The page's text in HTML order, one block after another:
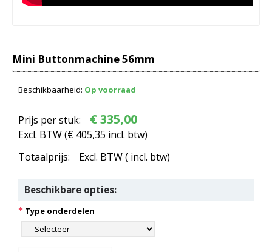
Mini Buttonmachine 56mm
Beschikbaarheid: Op voorraad
Prijs per stuk: € 335,00
Excl. BTW (€ 405,35 incl. btw)
Totaalprijs:
Excl. BTW ( incl. btw)
Beschikbare opties:
Type onderdelen